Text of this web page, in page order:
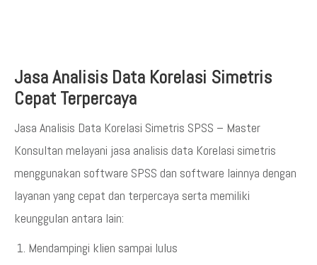
Jasa Analisis Data Korelasi Simetris
Cepat Terpercaya
Jasa Analisis Data Korelasi Simetris SPSS – Master
Konsultan melayani jasa analisis data Korelasi simetris
menggunakan software SPSS dan software lainnya dengan
layanan yang cepat dan terpercaya serta memiliki
keunggulan antara lain:
Mendampingi klien sampai lulus